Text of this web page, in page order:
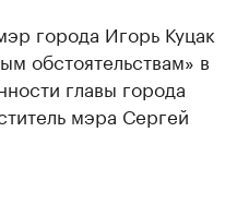
города Игорь Куцак
обстоятельствам» в
главы города
мэра Сергей